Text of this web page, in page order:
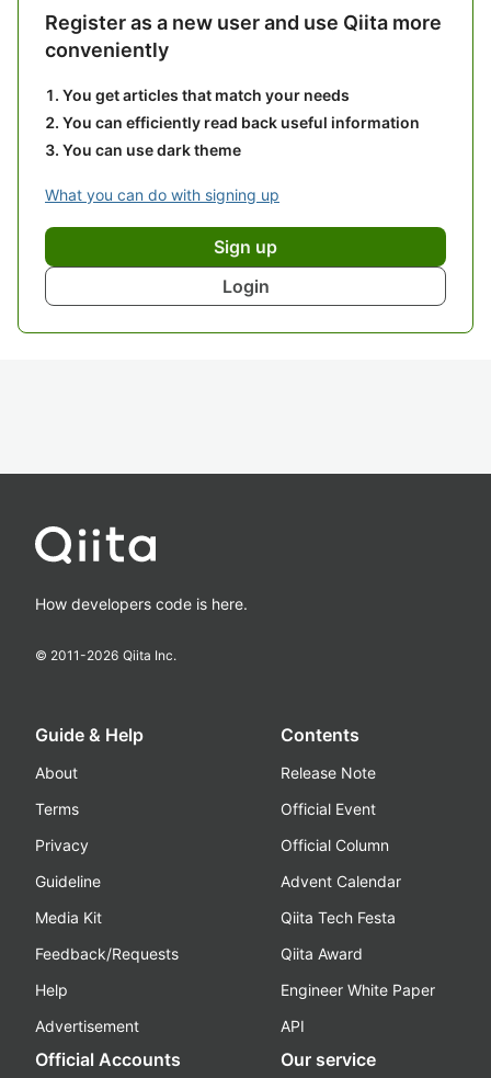
Register as a new user and use Qiita more
conveniently
You get articles that match your needs
You can efficiently read back useful information
You can use dark theme
What you can do with signing up
Sign up
Login
How developers code is here.
© 2011-2026 Qiita Inc.
Guide & Help
About
Terms
Privacy
Guideline
Media Kit
Feedback/Requests
Help
Advertisement
Contents
Release Note
Official Event
Official Column
Advent Calendar
Qiita Tech Festa
Qiita Award
Engineer White Paper
API
Official Accounts Our service